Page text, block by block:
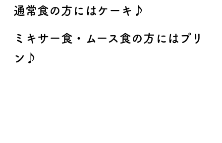
通常食の方にはケーキ♪
ミキサー食・ムース食の方にはプリ
ン♪